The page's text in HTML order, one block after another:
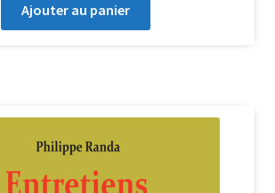
Ajouter au panier